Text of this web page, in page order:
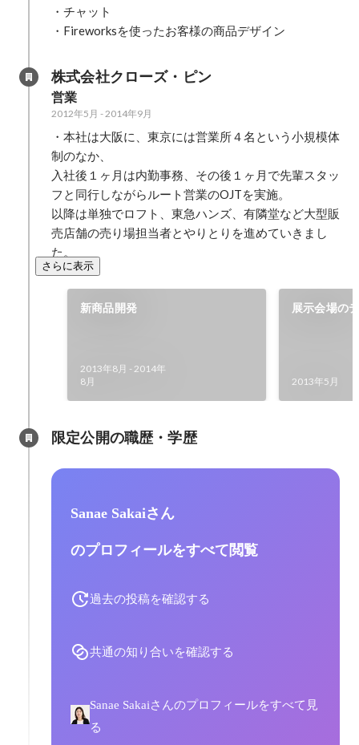
・チャット
・Fireworksを使ったお客様の商品デザイン
株式会社クローズ・ピン
営業
2012年5月 -2014年9月
・本社は大阪に、東京には営業所４名という小規模体
制のなか、
入社後１ヶ月は内勤事務、その後１ヶ月で先輩スタッ
フと同行しながらルート営業のOJTを実施。
以降は単独でロフト、東急ハンズ、有隣堂など大型販
売店舗の売り場担当者とやりとりを進めていきまし
た。
さらに表示
新商品開発
2013年8月 -2014年
8月
展示会場の
2013年5月
限定公開の職歴・学歴
Sanae Sakaiさん
のプロフィールをすべて閲覧
過去の投稿を確認する
共通の知り合いを確認する
Sanae Sakaiさんのプロフィールをすべて見
る